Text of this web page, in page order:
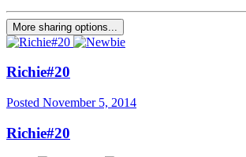
More sharing options...
Richie#20
Posted November 5, 2014
Richie#20